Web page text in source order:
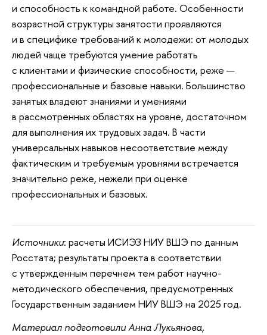
и способность к командной работе. Особенности
возрастной структуры занятости проявляются
и в специфике требований к молодежи: от молодых
людей чаще требуются умение работать
с клиентами и физические способности, реже —
профессиональные и базовые навыки. Большинство
занятых владеют знаниями и умениями
в рассмотренных областях на уровне, достаточном
для выполнения их трудовых задач. В части
универсальных навыков несоответствие между
фактическим и требуемым уровнями встречается
значительно реже, нежели при оценке
профессиональных и базовых.
Источники: расчеты ИСИЭЗ НИУ ВШЭ по данным
Росстата; результаты проекта в соответствии
с утвержденным перечнем тем работ научно-
методического обеспечения, предусмотренных
Государственным заданием НИУ ВШЭ на 2025 год.
Материал подготовили Анна Лукьянова,